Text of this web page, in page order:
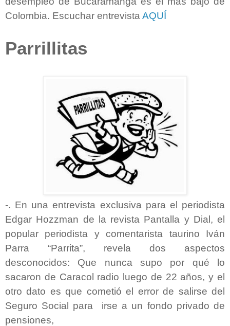
Colombia. Escuchar entrevista AQUÍ
Parrillitas
-. En una entrevista exclusiva para el periodista
Edgar Hozzman de la revista Pantalla y Dial, el
popular periodista y comentarista taurino Iván
Parra “Parrita”, revela dos aspectos
desconocidos: Que nunca supo por qué lo
sacaron de Caracol radio luego de 22 años, y el
otro dato es que cometió el error de salirse del
Seguro Social para irse a un fondo privado de
pensiones,